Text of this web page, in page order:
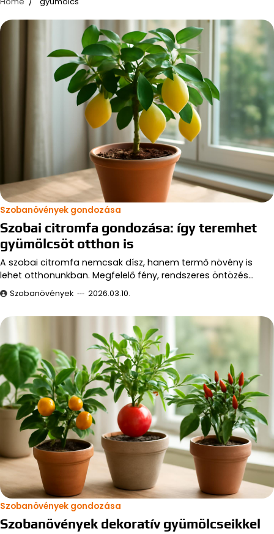
Szobanövények gondozása
Szobai citromfa gondozása: így teremhet
gyümölcsöt otthon is
A szobai citromfa nemcsak dísz, hanem termő növény is
lehet otthonunkban. Megfelelő fény, rendszeres öntözés…
Szobanövények 2026.03.10.
Szobanövények gondozása
Szobanövények dekoratív gyümölcseikkel